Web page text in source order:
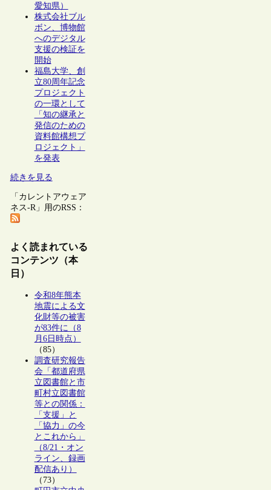
愛知県）
株式会社ブル
ボン、博物館
へのデジタル
支援の検証を
開始
福島大学、創
立80周年記念
プロジェクト
の一環として
「知の継承と
発信のための
資料館構想プ
ロジェクト」
を発表
続きを見る
「カレントアウェア
ネス-R」用のRSS：
よく読まれている
コンテンツ（本
日）
令和8年熊本
地震による文
化財等の被害
が83件に（8
月6日時点）
（85）
調査研究報告
会「都道府県
立図書館と市
町村立図書館
等との関係：
「支援」と
「協力」の今
とこれから」
（8/21・オン
ライン、録画
配信あり）
（73）